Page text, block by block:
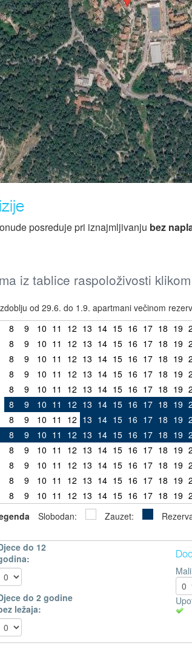
posreduje pri iznajmljivanju bez
iz tablice raspoloživosti
od 29.6. do 1.9. apartmani večinom
8 9 10 11 12 13 14 15 16 17 18 19
8 9 10 11 12 13 14 15 16 17 18 19
8 9 10 11 12 13 14 15 16 17 18 19
8 9 10 11 12 13 14 15 16 17 18 19
8 9 10 11 12 13 14 15 16 17 18 19
8 9 10 11 12 13 14 15 16 17 18 19
8 9 10 11 12 13 14 15 16 17 18 19
8 9 10 11 12 13 14 15 16 17 18 19
8 9 10 11 12 13 14 15 16 17 18 19
8 9 10 11 12 13 14 15 16 17 18 19
8 9 10 11 12 13 14 15 16 17 18 19
8 9 10 11 12 13 14 15 16 17 18 19
Slobodan: Zauzet:
do 12
do 2 godine
ležaja: